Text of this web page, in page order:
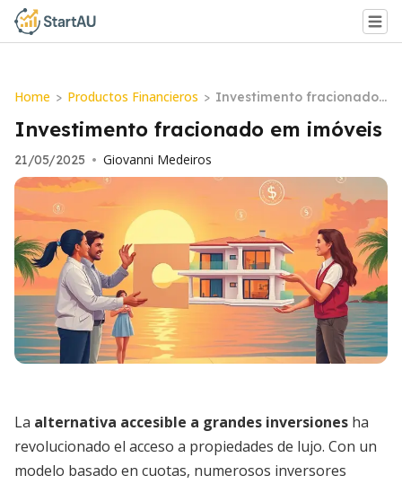
Home > Productos Financieros > Investimento fracionado
em imóveis
Investimento fracionado em imóveis
21/05/2025 • Giovanni Medeiros
La alternativa accesible a grandes inversiones ha
revolucionado el acceso a propiedades de lujo. Con un
modelo basado en cuotas, numerosos inversores